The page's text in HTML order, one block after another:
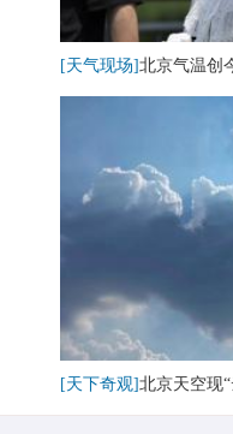
[天气现场]北京气温创
[天下奇观]北京天空现